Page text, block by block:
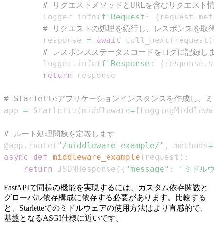
# リクエストメソッドとURLを含むリクエスト情
        logger
. info ( f"Request: { request .
# リクエストの処理を続行し、レスポンスを取得
        response
= await call_next ( request )
# レスポンスステータスコードをログに記録しま
        logger
. info ( f"Response: { response .
return
# Starletteアプリケーションインスタンスを作成し、ミ
app = Starlette ( middleware= [
# ルート処理関数を定義します
@app . route ( "/middleware_example/" , methods=
async
def middleware_example ( request ) :
return
JSONResponse ( { "message" : "ミドルウ
FastAPIで同様の機能を実現するには、カスタム依存関数と
グローバル依存構成に依存する必要があります。比較する
と、Starletteでのミドルウェアの使用方法はより直感的で、
基盤となるASGI仕様に近いです。